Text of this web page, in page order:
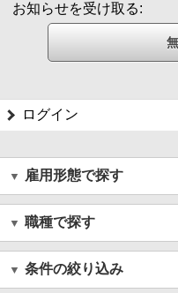
お知らせを受け取る:
ログイン
雇用形態で探す
職種で探す
条件の絞り込み